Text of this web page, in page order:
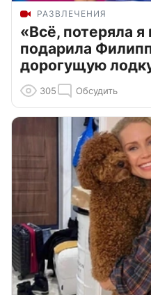
РАЗВЛЕЧЕНИЯ
«Всё, потеряла
подарила
дорогущую
305 Обсудить